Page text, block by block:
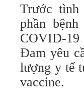
Trước tình
phần
COVID-
Đam yêu
lượng y tế
vaccine.